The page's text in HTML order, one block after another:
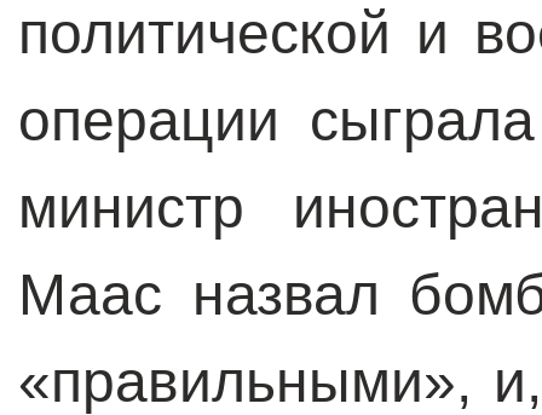
политической и
операции
министр
Маас назвал
«правильными»,